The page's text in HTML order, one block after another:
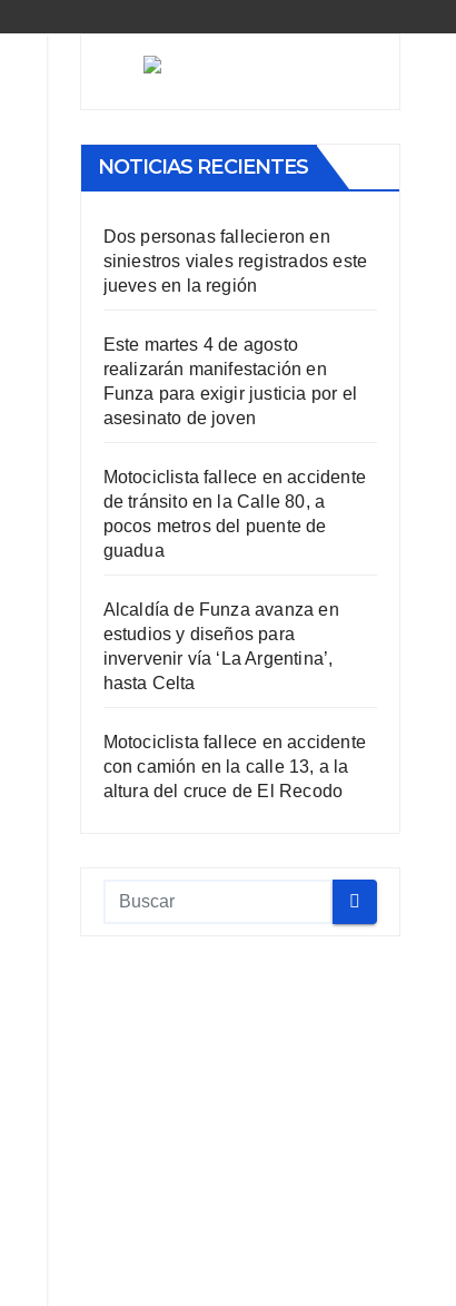
NOTICIAS RECIENTES
Dos personas fallecieron en
siniestros viales registrados este
jueves en la región
Este martes 4 de agosto
realizarán manifestación en
Funza para exigir justicia por el
asesinato de joven
Motociclista fallece en accidente
de tránsito en la Calle 80, a
pocos metros del puente de
guadua
Alcaldía de Funza avanza en
estudios y diseños para
invervenir vía ‘La Argentina’,
hasta Celta
Motociclista fallece en accidente
con camión en la calle 13, a la
altura del cruce de El Recodo